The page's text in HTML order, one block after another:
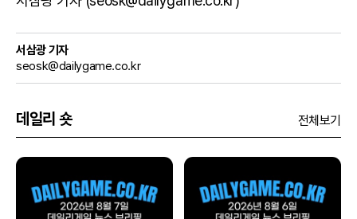
서삼광 기자
seosk@dailygame.co.kr
데일리 숏 전체보기